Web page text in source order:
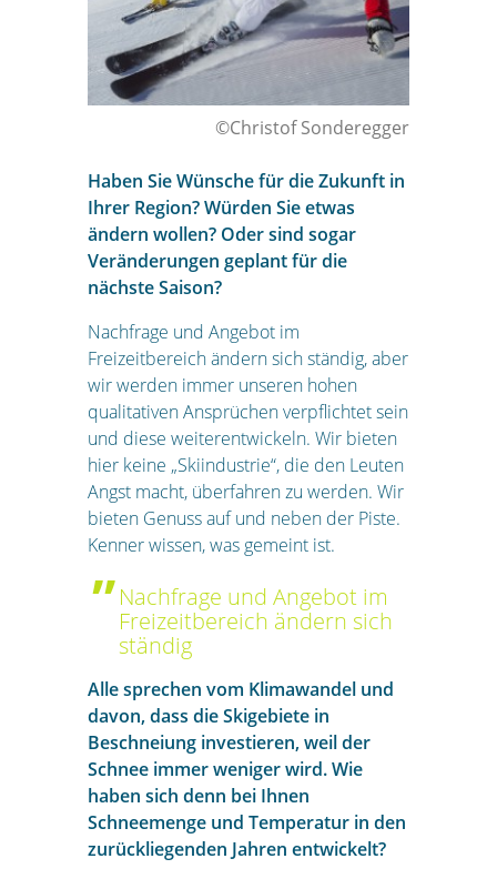
©Christof Sonderegger
Haben Sie Wünsche für die Zukunft in
Ihrer Region? Würden Sie etwas
ändern wollen? Oder sind sogar
Veränderungen geplant für die
nächste Saison?
Nachfrage und Angebot im
Freizeitbereich ändern sich ständig, aber
wir werden immer unseren hohen
qualitativen Ansprüchen verpflichtet sein
und diese weiterentwickeln. Wir bieten
hier keine „Skiindustrie“, die den Leuten
Angst macht, überfahren zu werden. Wir
bieten Genuss auf und neben der Piste.
Kenner wissen, was gemeint ist.
Nachfrage und Angebot im
Freizeitbereich ändern sich
ständig
Alle sprechen vom Klimawandel und
davon, dass die Skigebiete in
Beschneiung investieren, weil der
Schnee immer weniger wird. Wie
haben sich denn bei Ihnen
Schneemenge und Temperatur in den
zurückliegenden Jahren entwickelt?